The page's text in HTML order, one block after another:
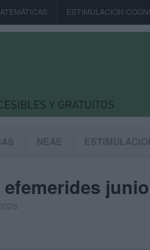
ESTIMULACION
NEAE